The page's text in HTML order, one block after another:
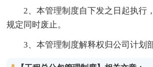
2、本管理制度自下发之日起执行
规定同时废止。
3、本管理制度解释权归公司计划部